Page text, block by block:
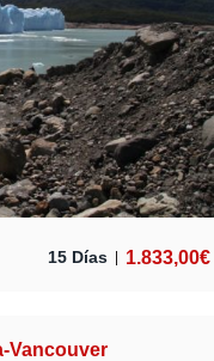
15 Días 1.833,00€
Vancouver